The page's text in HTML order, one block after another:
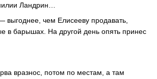
Ландрин…
чем Елисееву продавать,
в барышах. На другой день опять принес
вразнос, потом по местам, а там